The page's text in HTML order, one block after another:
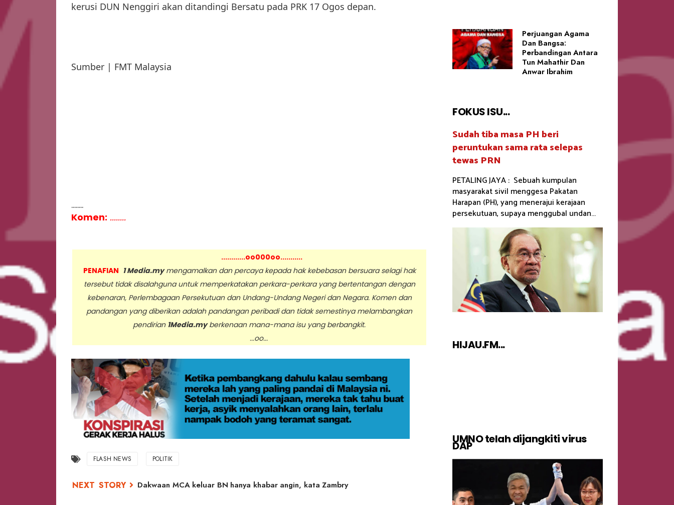
kerusi DUN Nenggiri akan ditandingi Bersatu pada PRK 17 Ogos depan.
Sumber | FMT Malaysia
........
Komen: ........
............oo000oo...........
PENAFIAN 1 Media.mymengamalkan dan percaya kepada hak kebebasan bersuara selagi hak
tersebut tidak disalahguna untuk memperkatakan perkara-perkara yang bertentangan dengan
kebenaran, Perlembagaan Persekutuan dan Undang-Undang Negeri dan Negara. Komen dan
pandangan yang diberikan adalah pandangan peribadi dan tidak semestinya melambangkan
pendirian 1Media.myberkenaan mana-mana isu yang berbangkit.
...oo...
FLASH NEWS POLITIK
Dakwaan MCA keluar BN hanya khabar angin, kata Zambry
Perjuangan Agama
Dan Bangsa:
Perbandingan Antara
Tun Mahathir Dan
Anwar Ibrahim
FOKUS ISU...
Sudah tiba masa PH beri
peruntukan sama rata selepas
tewas PRN
PETALING JAYA : Sebuah kumpulan
masyarakat sivil menggesa Pakatan
Harapan (PH), yang menerajui kerajaan
persekutuan, supaya menggubal undan...
HIJAU.FM...
UMNO telah dijangkiti virus
DAP